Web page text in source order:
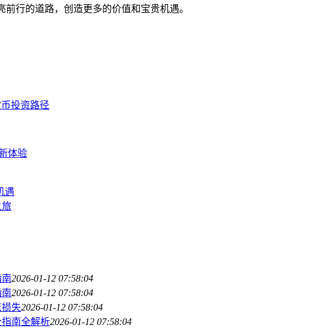
行的道路，创造更多的价值和宝贵机遇。
投资路径
体验
遇
旅
2026-01-12 07:58:04
2026-01-12 07:58:04
失2026-01-12 07:58:04
南全解析2026-01-12 07:58:04